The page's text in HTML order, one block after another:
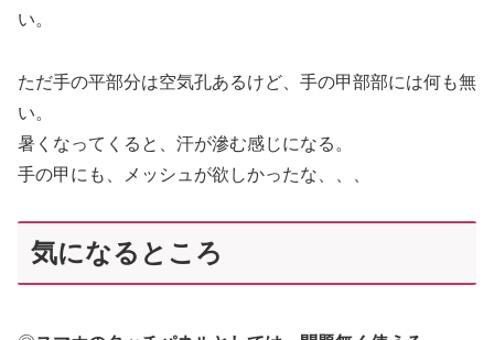
い。
ただ手の平部分は空気孔あるけど、手の甲部部には何も無
い。
暑くなってくると、汗が滲む感じになる。
手の甲にも、メッシュが欲しかったな、、、
気になるところ